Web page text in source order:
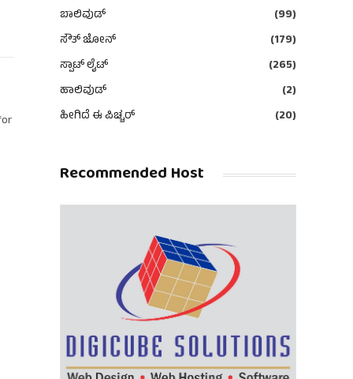
ಬಾಲಿವುಡ್
(99)
ಸೌತ್ ಜೋನ್
(179)
ಸ್ಪಾಟ್ ಲೈಟ್
(265)
ಹಾಲಿವುಡ್
(2)
ಹೀಗಿದೆ ಈ ಪಿಚ್ಚರ್
(20)
Recommended Host